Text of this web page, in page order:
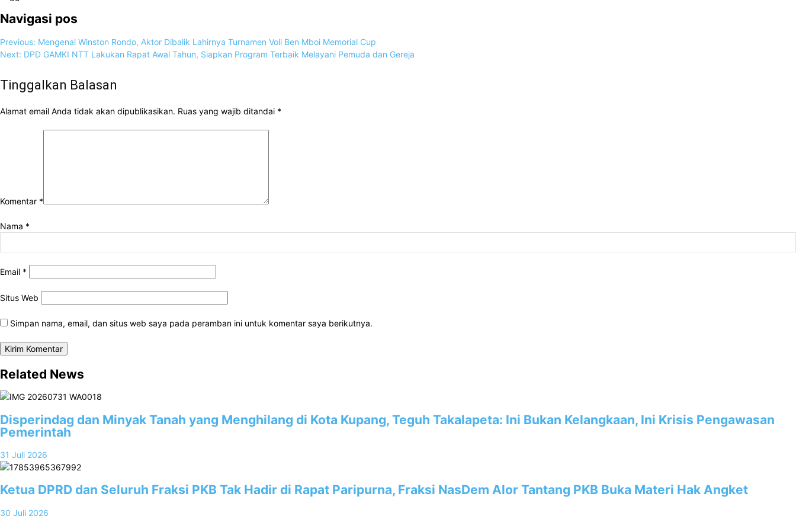
Navigasi pos
Previous: Mengenal Winston Rondo, Aktor Dibalik Lahirnya Turnamen Voli Ben Mboi Memorial Cup
Next: DPD GAMKI NTT Lakukan Rapat Awal Tahun, Siapkan Program Terbaik Melayani Pemuda dan Gereja
Tinggalkan Balasan
Alamat email Anda tidak akan dipublikasikan. Ruas yang wajib ditandai *
Komentar *
Nama *
Email *
Situs Web
Simpan nama, email, dan situs web saya pada peramban ini untuk komentar saya berikutnya.
Related News
Disperindag dan Minyak Tanah yang Menghilang di Kota Kupang, Teguh Takalapeta: Ini Bukan Kelangkaan, Ini Krisis Pengawasan
Pemerintah
31 Juli 2026
Ketua DPRD dan Seluruh Fraksi PKB Tak Hadir di Rapat Paripurna, Fraksi NasDem Alor Tantang PKB Buka Materi Hak Angket
30 Juli 2026